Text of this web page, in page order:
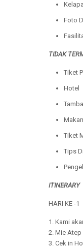
Foto
TIDAK
Tiket
Hotel
Tiket
Tips
ITINERARY
HARI KE -1
1. Kami
2. Mie Atep
3. Cek in